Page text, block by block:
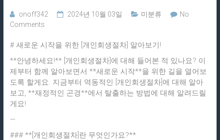
회
시
간
무
료
담
onoff342 2024년 10월 03일 미분류
No
Comments
# 새로운 시작을 위한 [개인회생절차] 알아보기!
**안녕하세요!** [개인회생절차]에 대해 들어본 적 있나요? 이
제부터 함께 알아보면서 **새로운 시작**을 위한 길을 열어보
도록 할게요. 지금부터 역동적인 [개인회생절차]에 대해 알아
보고, **재정적인 곤경**에서 탈출하는 방법에 대해 알려드릴
게요!
—
### **[개인회생절차]란 무엇인가요?**